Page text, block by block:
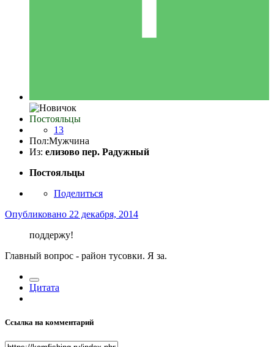
Постояльцы
13
Пол:Мужчина
Из: елизово пер. Радужный
Постояльцы
Поделиться
Опубликовано 22 декабря, 2014
поддержу!
Главный вопрос - район тусовки. Я за.
Цитата
Ссылка на комментарий